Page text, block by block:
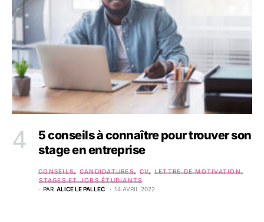
5 conseils à connaître pour trouver son
stage en entreprise
CONSEILS CANDIDATURES CV
LETTRE DE MOTIVATION
STAGES ET JOBS ÉTUDIANTS
PAR ALICE LE PALLEC 14 AVRIL 2022